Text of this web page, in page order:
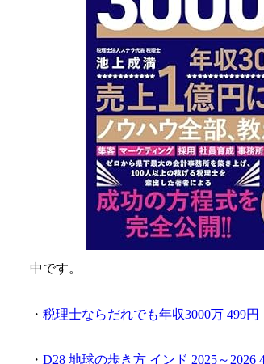
中です。
・ 税理士ならだれでも年収3000万 499円
・ D28 地球の歩き方 インド 2025～2026